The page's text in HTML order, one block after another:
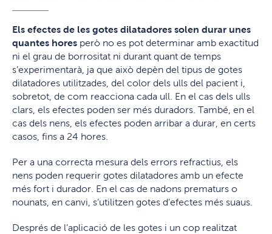
Els efectes de les gotes dilatadores solen durar unes
quantes hores però no es pot determinar amb exactitud
ni el grau de borrositat ni durant quant de temps
s’experimentarà, ja que això depèn del tipus de gotes
dilatadores utilitzades, del color dels ulls del pacient i,
sobretot, de com reacciona cada ull. En el cas dels ulls
clars, els efectes poden ser més duradors. També, en el
cas dels nens, els efectes poden arribar a durar, en certs
casos, fins a 24 hores.
Per a una correcta mesura dels errors refractius, els
nens poden requerir gotes dilatadores amb un efecte
més fort i durador. En el cas de nadons prematurs o
nounats, en canvi, s’utilitzen gotes d’efectes més suaus.
Després de l’aplicació de les gotes i un cop realitzat